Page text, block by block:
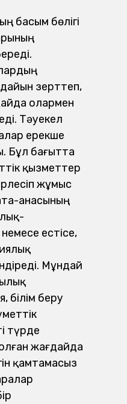
басым бөлігі
зерттеп,
олармен
Тәуекел
ерекше
Бұл бағытта
қызметтер
жұмыс
анасының
естісе,
Мұндай
білім беру
түрде
жағдайда
қамтамасыз